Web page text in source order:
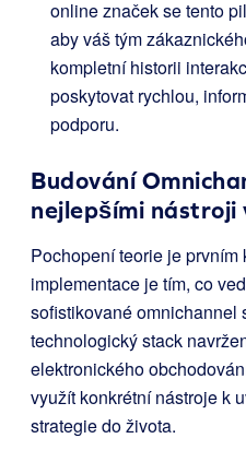
online značek se tento
aby váš tým
kompletní historii
poskytovat rychlou,
podporu.
Budování
nejlepšími nástroji
Pochopení teorie je prvním
implementace je tím, co
sofistikované omnichannel
technologický stack
elektronického
využít konkrétní nástroje k
strategie do života.